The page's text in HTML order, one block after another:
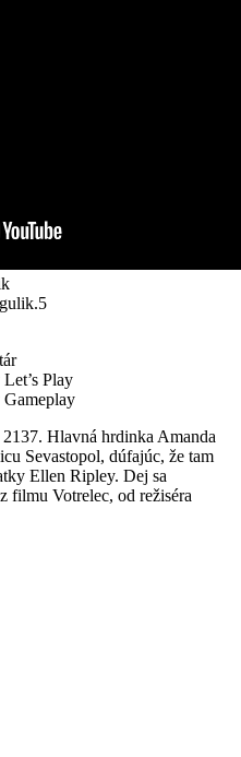
Play
Hlavná hrdinka Amanda
Sevastopol, dúfajúc, že tam
Ellen Ripley. Dej sa
filmu Votrelec, od režiséra